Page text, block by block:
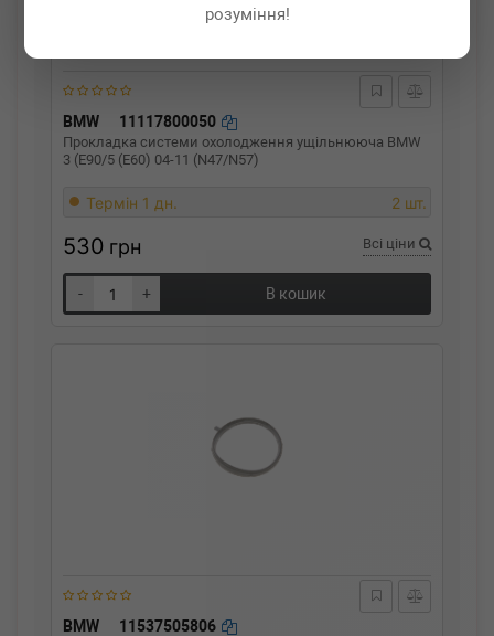
розуміння!
BMW 11117800050
Прокладка системи охолодження ущільнююча BMW
3 (E90/5 (E60) 04-11 (N47/N57)
Термін 1 дн. 2 шт.
530 грн Всі ціни
- + В кошик
BMW 11537505806